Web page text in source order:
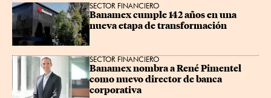
SECTOR FINANCIERO
Banamex cumple 142 años en una
nueva etapa de transformación
SECTOR FINANCIERO
Banamex nombra a René Pimentel
como nuevo director de banca
corporativa